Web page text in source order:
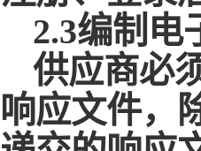
2.3编制电
供应商必
响应文件，